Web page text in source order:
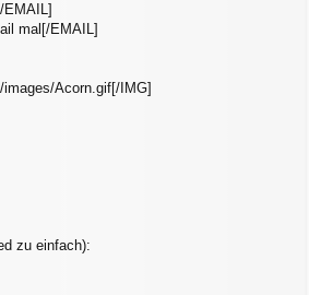
EMAIL]
mal[/EMAIL]
Acorn.gif[/IMG]
zu einfach):